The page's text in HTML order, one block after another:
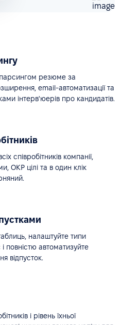
резюме за
email-автоматизації та
інтерв'юерів про кандидатів.
співробітників компанії,
ОКР цілі та в один клік
налаштуйте типи
повністю автоматизуйте
відпусток.
і рівень їхньої